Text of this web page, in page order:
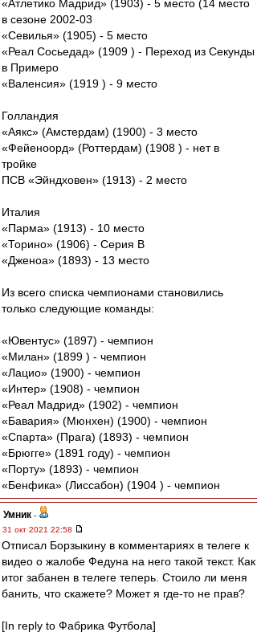
«Атлетико Мадрид» (1903) - 5 место (14 место
в сезоне 2002-03
«Севилья» (1905) - 5 место
«Реал Сосьедад» (1909 ) - Переход из Секунды
в Примеро
«Валенсия» (1919 ) - 9 место
Голландия
«Аякс» (Амстердам) (1900) - 3 место
«Фейеноорд» (Роттердам) (1908 ) - нет в
тройке
ПСВ «Эйндховен» (1913) - 2 место
Италия
«Парма» (1913) - 10 место
«Торино» (1906) - Серия В
«Дженоа» (1893) - 13 место
Из всего списка чемпионами становились
только следующие команды:
«Ювентус» (1897) - чемпион
«Милан» (1899 ) - чемпион
«Лацио» (1900) - чемпион
«Интер» (1908) - чемпион
«Реал Мадрид» (1902) - чемпион
«Бавария» (Мюнхен) (1900) - чемпион
«Спарта» (Прага) (1893) - чемпион
«Брюгге» (1891 году) - чемпион
«Порту» (1893) - чемпион
«Бенфика» (Лиссабон) (1904 ) - чемпион
Умник -
31 окт 2021 22:58
Отписал Борзыкину в комментариях в телеге к
видео о жалобе Федуна на него такой текст. Как
итог забанен в телеге теперь. Стоило ли меня
банить, что скажете? Может я где-то не прав?
[In reply to Фабрика Футбола]